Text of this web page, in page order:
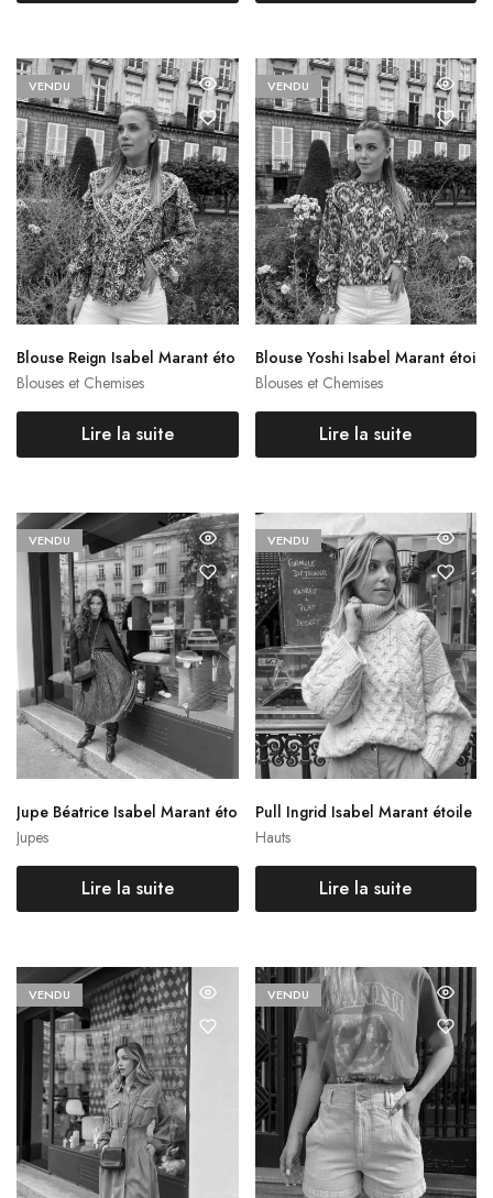
VENDU
Blouses et Chemises
Blouse Reign Isabel Marant éto
ile
Lire la suite
VENDU
Blouses et Chemises
Blouse Yoshi Isabel Marant étoi
le
Lire la suite
VENDU
Jupes
Jupe Béatrice Isabel Marant éto
ile
Lire la suite
VENDU
Hauts
Pull Ingrid Isabel Marant étoile
Lire la suite
VENDU VENDU